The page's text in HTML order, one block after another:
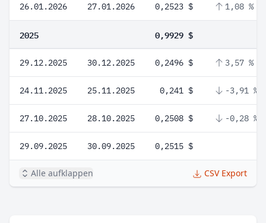
26.01.2026 27.01.2026 0,2523 $ 1,08 %
2025 0,9929 $
29.12.2025 30.12.2025 0,2496 $ 3,57 %
24.11.2025 25.11.2025 0,241 $ -3,91 %
27.10.2025 28.10.2025 0,2508 $ -0,28 %
29.09.2025 30.09.2025 0,2515 $
Alle aufklappen CSV Export